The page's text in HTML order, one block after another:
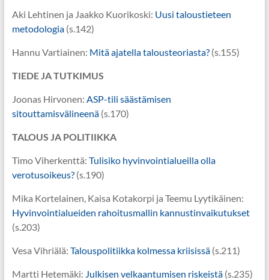
Aki Lehtinen ja Jaakko Kuorikoski: Uusi taloustieteen
metodologia(s.142)
Hannu Vartiainen: Mitä ajatella talousteoriasta?(s.155)
TIEDE JA TUTKIMUS
Joonas Hirvonen: ASP-tili säästämisen
sitouttamisvälineenä (s.170)
TALOUS JA POLITIIKKA
Timo Viherkenttä: Tulisiko hyvinvointialueilla olla
verotusoikeus?(s.190)
Mika Kortelainen, Kaisa Kotakorpi ja Teemu Lyytikäinen:
Hyvinvointialueiden rahoitusmallin kannustinvaikutukset
(s.203)
Vesa Vihriälä: Talouspolitiikka kolmessa kriisissä(s.211)
Martti Hetemäki: Julkisen velkaantumisen riskeistä(s.235)